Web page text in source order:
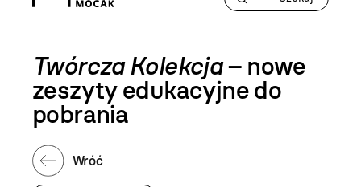
Twórcza Kolekcja– nowe
zeszyty edukacyjne do
pobrania
Wróć